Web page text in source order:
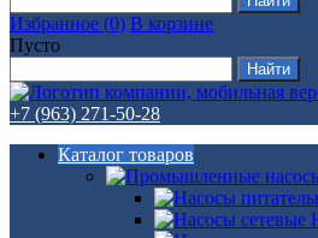
Избранное (0) В корзине
Пусто
+7 (963) 271-50-28
Каталог товаров